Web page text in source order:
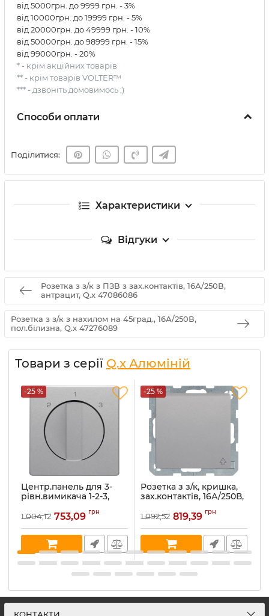
від 5000грн. до 9999 грн. - 3%
від 10000грн. до 19999 грн. - 5%
від 20000грн. до 49999 грн. - 10%
від 50000грн. до 98999 грн. - 15%
від 99000грн. - 20%
* - крім акційних товарів
** - крім товарів VOLTER™
*** - дзвоніть домовимось ;)
Способи оплати
Поділитися:
Характеристики
Відгуки
Розетка з з/к з ПЗВ з зах.контактів, 16А/250В,
антрацит, Q.x 47086086
Розетка з з/к з нахилом на 45град., 16А/250В,
пол.білизна, Q.x 47276089
Товари з серії Q.x Алюміній
-25 %
Центр.панель для 3-
рівн.вимикача 1-2-3,
1084608400
Артикул:1084608400
В наявності:
1 004,12 753,09 грн
-25 %
Розетка з з/к, кришка,
зах.контактів, 16А/250В,
Артикул: 47516084
В наявності:6
1 092,52 819,39 грн